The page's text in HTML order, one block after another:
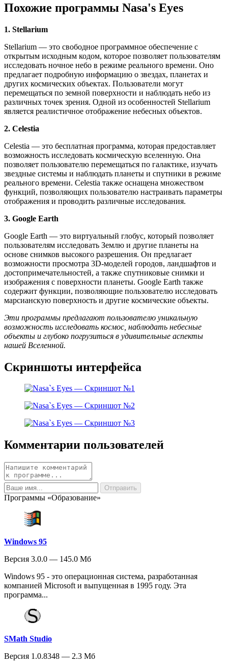
Похожие программы Nasa's Eyes
1. Stellarium
Stellarium — это свободное программное обеспечение с
открытым исходным кодом, которое позволяет пользователям
исследовать ночное небо в режиме реального времени. Оно
предлагает подробную информацию о звездах, планетах и
других космических объектах. Пользователи могут
перемещаться по земной поверхности и наблюдать небо из
различных точек зрения. Одной из особенностей Stellarium
является реалистичное отображение небесных объектов.
2. Celestia
Celestia — это бесплатная программа, которая предоставляет
возможность исследовать космическую вселенную. Она
позволяет пользователю перемещаться по галактике, изучать
звездные системы и наблюдать планеты и спутники в режиме
реального времени. Celestia также оснащена множеством
функций, позволяющих пользователю настраивать параметры
отображения и проводить различные исследования.
3. Google Earth
Google Earth — это виртуальный глобус, который позволяет
пользователям исследовать Землю и другие планеты на
основе снимков высокого разрешения. Он предлагает
возможности просмотра 3D-моделей городов, ландшафтов и
достопримечательностей, а также спутниковые снимки и
изображения с поверхности планеты. Google Earth также
содержит функции, позволяющие пользователю исследовать
марсианскую поверхность и другие космические объекты.
Эти программы предлагают пользователю уникальную
возможность исследовать космос, наблюдать небесные
объекты и глубоко погрузиться в удивительные аспекты
нашей Вселенной.
Скриншоты интерфейса
Комментарии пользователей
Программы «Образование»
Windows 95
Версия 3.0.0 — 145.0 Мб
Windows 95 - это операционная система, разработанная
компанией Microsoft и выпущенная в 1995 году. Эта
программа...
SMath Studio
Версия 1.0.8348 — 2.3 Мб